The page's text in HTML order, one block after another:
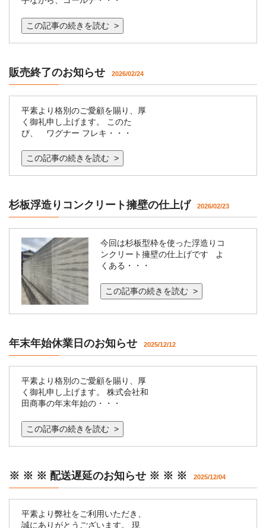
この記事の続きを読む >
販売終了のお知らせ 2026/02/24
平素より格別のご愛顧を賜り、厚
く御礼申し上げます。 このた
び、 ワグナー フレキ・・・
この記事の続きを読む >
杉板浮造りコンクリート擁壁の仕上げ 2026/02/23
今回は杉板型枠を使った浮造りコ
ンクリート擁壁の仕上げです よ
くある・・・
この記事の続きを読む >
年末年始休業日のお知らせ 2025/12/12
平素より格別のご愛顧を賜り、厚
く御礼申し上げます。 株式会社和
田商事の年末年始の・・・
この記事の続きを読む >
※ ※ ※ 配送遅延のお知らせ ※ ※ ※ 2025/12/04
平素より弊社をご利用いただき、
誠にありがとうございます。 現